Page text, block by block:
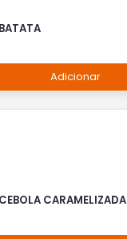
Adicionar
CARAMELIZADA